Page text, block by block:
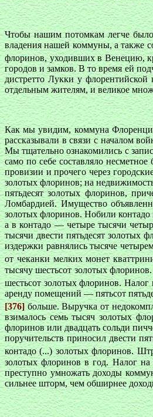
Чтобы нашим потомкам легче
владения нашей коммуны, а также
флоринов, уходивших в Венецию,
городов и замков. В то время ей
дистретто Лукки у
отдельным жителям, и великое
Как мы увидим, коммуна
рассказывали в связи с началом
Мы тщательно ознакомились с
само по себе составляло
провизии и прочего через
золотых флоринов; на
пятьдесят золотых флоринов,
Ломбардией. Имущество
золотых флоринов. Нобили контадо
а в контадо — четыре тысячи
тысячи двести пятьдесят золотых
издержки равнялись тысяче
от чеканки мелких монет
тысячу шестьсот золотых
шестьсот золотых флоринов. Налог
аренду помещений — пятьсот
[376]больше. Выручка от
взималось семь тысяч золотых
флоринов или двадцать сольди
поручительств приносил двести
контадо (...) золотых флоринов.
золотых флоринов в год. Налог
преступно умножать доходы
сильнее шторм, чем обширнее